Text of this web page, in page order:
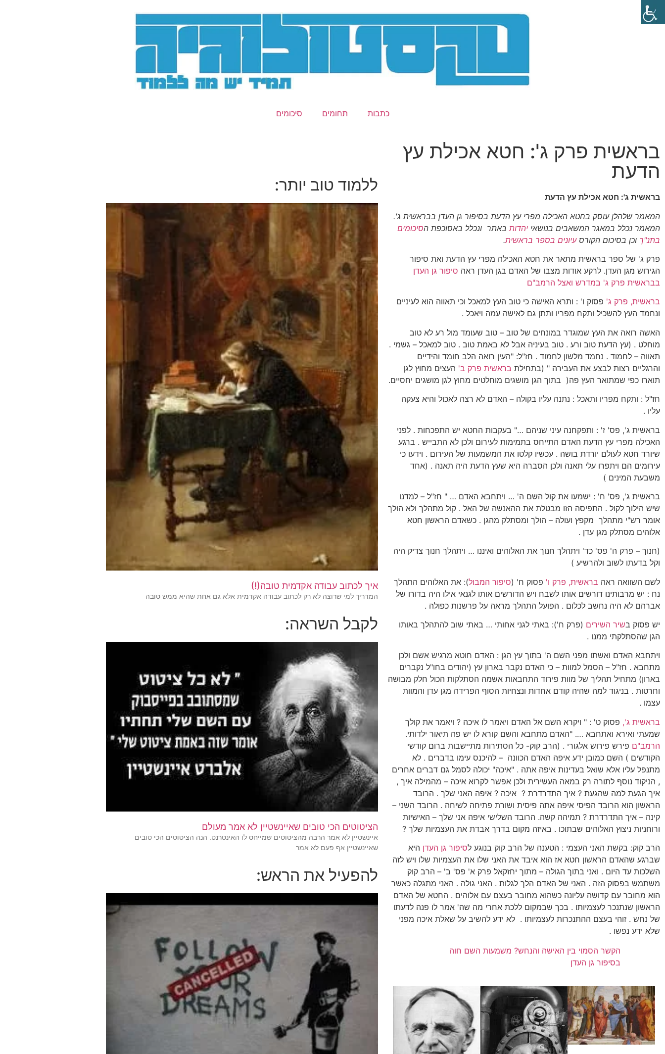
כתבות תחומים סיכומים
בראשית פרק ג': חטא אכילת עץ
הדעת
בראשית ג': חטא אכילת עץ הדעת
המאמר שלהלן עוסק בחטא האכילה מפרי עץ הדעת בסיפור גן העדן בבראשית ג'.
המאמר נכלל במאגר המשאבים בנושאי יהדות באתר ונכלל באסוכפת הסיכומים
בתנ"ך וכן בסיכום הקורסעיונים בספר בראשית.
פרק ג' של ספר בראשית מתאר את חטא האכילה מפרי עץ הדעת ואת סיפור
הגירוש מגן העדן. לרקע אודות מצבו של האדם בגן העדן ראה סיפור גן העדן
בבראשית פרק ג' במדרש ואצל הרמב"ם
בראשית, פרק ג' פסוק ו' : ותרא האישה כי טוב העץ למאכל וכי תאווה הוא לעיניים
ונחמד העץ להשכיל ותקח מפריו ותתן גם לאישה עמה ויאכל .
האשה רואה את העץ שמוגדר במונחים של טוב – טוב שעומד מול רע לא טוב
מוחלט . (עץ הדעת טוב ורע . טוב בעיניה אבל לא באמת טוב . טוב למאכל – גשמי .
תאווה – לחמוד . נחמד מלשון לחמוד . חז"ל: "העין רואה הלב חומד והידיים
והרגליים רצות לבצע את העבירה " (בתחילת בראשית פרק ב' העצים מחוץ לגן
תוארו כפי שמתואר העץ פה( בתוך הגן מושגים מוחלטים מחוץ לגן מושגים יחסיים.
חז"ל : ותקח מפריו ותאכל : נתנה עליו בקולה – האדם לא רצה לאכול והיא צעקה
עליו .
בראשית ג', פס' ז' : ותפקחנה עיני שניהם …" בעקבות החטא יש התפכחות . לפני
האכילה מפרי עץ הדעת האדם התייחס בתמימות לעירום ולכן לא התבייש . ברגע
שיורד חטא לעולם יורדת בושה . עכשיו קלטו את המשמעות של העירום . וידעו כי
עירומים הם ויתפרו עלי תאנה ולכן הסברה היא שעץ הדעת היה תאנה . (אחד
משבעת המינים )
בראשית ג', פס' ח' : ישמעו את קול השם ה' … ויתחבא האדם … " חז"ל – למדנו
שיש הילוך לקול . התפיסה הזו מבטלת את ההאנשה של האל . קול מתהלך ולא הולך
אומר רש"י מתהלך מקפץ ועולה – הולך ומסתלק מהגן . כשאדם הראשון חטא
אלוהים מסתלק מגן עדן .
(חנוך – פרק ה' פס' כד' ויתהלך חנוך את האלוהים ואיננו … ויתהלך חנוך צדיק היה
וקל בדעתו לשוב ולהרשיע )
לשם השוואה ראה בראשית, פרק ו' פסוק ח' (סיפור המבול): את האלוהים התהלך
נח : יש מרבותינו דורשים אותו לשבח ויש הדורשים אותו לגנאי אילו היה בדורו של
אברהם לא היה נחשב לכלום . הפועל התהלך מראה על פרשנות כפולה .
יש פסוק בשיר השירים (פרק ח'): באתי לגני אחותי … באתי שוב להתהלך באותו
הגן שהסתלקתי ממנו .
ויתחבא האדם ואשתו מפני השם ה' בתוך עץ הגן : האדם חוטא מרגיש אשם ולכן
מתחבא . חז"ל – הסמל למוות – כי האדם נקבר בארון עץ (יהודים בחו"ל נקברים
בארון) מתחיל תהליך של מוות פירוד התחבאות אשמה הסתלקות הכול חלק מבושה
וחרטות . בניגוד למה שהיה קודם אחדות ונצחיות הסוף הפרידה מגן עדן והמוות
עצמו .
בראשית ג', פסוק ט' : " ויקרא השם אל האדם ויאמר לו איכה ? ויאמר את קולך
שמעתי ואירא ואתחבא …. "האדם מתחבא והשם קורא לו יש פה תיאור ילדותי.
הרמב"ם פירש פירוש אלגורי . (הרב קוק- כל הסתירות מתיישבות ברום קודשי
הקודשים ) השם כמובן ידע איפה האדם הכוונה – להיכנס עימו בדברים . לא
מתנפל עליו אלא שואל בעדינות איפה אתה . "איכה" יכולה לסמל גם דברים אחרים
, הניקוד נוסף לתורה רק במאה העשירית ולכן אפשר לקרוא איכה – מהמילה איך ,
איך הגעת למה שהגעת ? איך התדרדרת ? איכה ? איפה האני שלך . הרובד
הראשון הוא הרובד הפיסי איפה אתה פיסית ושורת פתיחה לשיחה . הרובד השני –
קינה – איך התדרדרת ? תמיהה קשה. הרובד השלישי איפה אני שלך – האישיות
ורוחניות ניצוץ האלוהים שבתוכו . באיזה מקום בדרך אבדת את העצמיות שלך ?
הרב קוק: בקשת האני העצמי : הטענה של הרב קוק בנוגע לסיפור גן העדן היא
שברגע שהאדם הראשון חטא אז הוא איבד את האני שלו את העצמיות שלו ויש לזה
השלכות עד היום . ואני בתוך הגולה – מתוך יחזקאל פרק א' פס' ב' – הרב קוק
משתמש בפסוק הזה . האני של האדם הלך לגלות . האני גולה . האני מתגלה כאשר
הוא מחובר עם קדושה עליונה כשהוא מחובר בעצם עם אלוהים . החטא של האדם
הראשון שנתנכר לעצמיותו . בכך שבמקום ללכת אחרי מה שה' אמר לו פנה לדעתו
של נחש . זוהי בעצם ההתנכרות לעצמיותו . לא ידע להשיב על שאלת איכה מפני
שלא ידע נפשו .
הקשר הסמוי בין האישה והנחש? משמעות השם חוה
בסיפור גן העדן
ללמוד טוב יותר:
איך לכתוב עבודה אקדמית טובה(!)
המדריך למי שרוצה לא רק לכתוב עבודה אקדמית אלא גם אחת שהיא ממש טובה
לקבל השראה:
הציטוטים הכי טובים שאיינשטיין לא אמר מעולם
איינשטיין לא אמר הרבה מהציטוטים שמייחס לו האינטרנט. הנה הציטוטים הכי טובים
שאיינשטיין אף פעם לא אמר
להפעיל את הראש: